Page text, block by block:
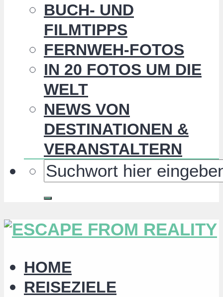
BUCH- UND
FILMTIPPS
FERNWEH-FOTOS
IN 20 FOTOS UM DIE
WELT
NEWS VON
DESTINATIONEN &
VERANSTALTERN
HOME
REISEZIELE